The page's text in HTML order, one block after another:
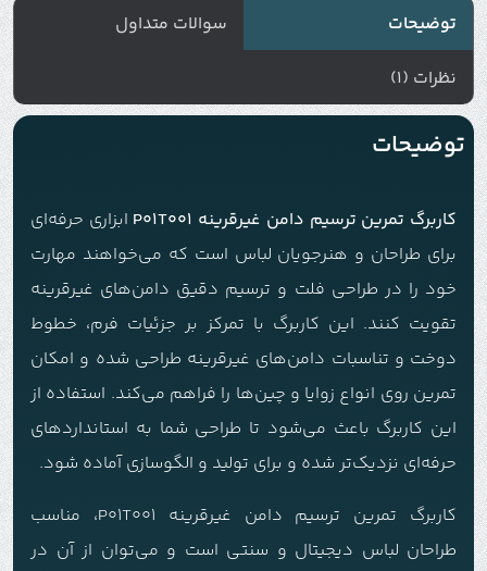
توضیحات
سوالات متداول
نظرات (1)
توضیحات
کاربرگ تمرین ترسیم دامن غیرقرینه P01T001
ابزاری حرفه‌ای
برای طراحان و هنرجویان لباس است که می‌خواهند مهارت
خود را در طراحی فلت و ترسیم دقیق دامن‌های غیرقرینه
تقویت کنند. این کاربرگ با تمرکز بر جزئیات فرم، خطوط
دوخت و تناسبات دامن‌های غیرقرینه طراحی شده و امکان
تمرین روی انواع زوایا و چین‌ها را فراهم می‌کند. استفاده از
این کاربرگ باعث می‌شود تا طراحی شما به استانداردهای
حرفه‌ای نزدیک‌تر شده و برای تولید و الگوسازی آماده شود.
کاربرگ تمرین ترسیم دامن غیرقرینه P01T001، مناسب
طراحان لباس دیجیتال و سنتی است و می‌توان از آن در